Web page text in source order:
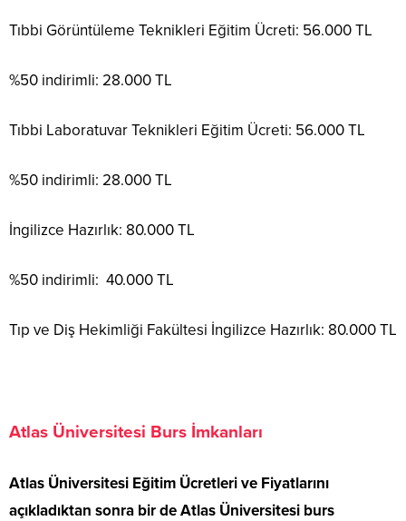
Tıbbi Görüntüleme Teknikleri Eğitim Ücreti: 56.000 TL
%50 indirimli: 28.000 TL
Tıbbi Laboratuvar Teknikleri Eğitim Ücreti: 56.000 TL
%50 indirimli: 28.000 TL
İngilizce Hazırlık: 80.000 TL
%50 indirimli: 40.000 TL
Tıp ve Diş Hekimliği Fakültesi İngilizce Hazırlık: 80.000 TL
Atlas Üniversitesi Burs İmkanları
Atlas Üniversitesi Eğitim Ücretleri ve Fiyatlarını
açıkladıktan sonra bir de Atlas Üniversitesi burs